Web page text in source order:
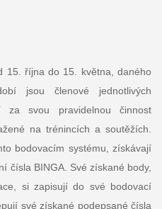
15. října do 15. května, daného
jsou členové jednotlivých
za svou pravidelnou činnost
na trénincích a soutěžích.
bodovacím systému, získávají
čísla BINGA. Své získané body,
si zapisují do své bodovací
své získané podepsané čísla